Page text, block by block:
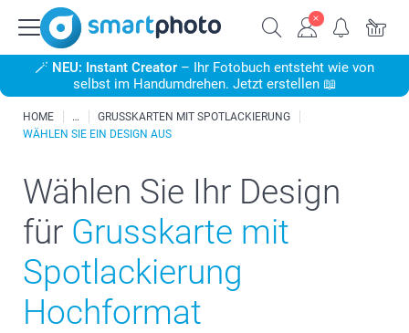
🪄 NEU: Instant Creator – Ihr Fotobuch entsteht wie von
selbst im Handumdrehen. Jetzt erstellen 📖
HOME
GRUSSKARTEN MIT SPOTLACKIERUNG
WÄHLEN SIE EIN DESIGN AUS
Wählen Sie Ihr Design
für Grusskarte mit
Spotlackierung
Hochformat